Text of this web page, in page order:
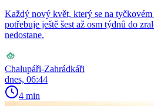
Každý nový květ, který se na
potřebuje ještě šest až osm týdnů do
nedostane.
Chalupáři-Zahrádkáři
dnes, 06:44
4 min